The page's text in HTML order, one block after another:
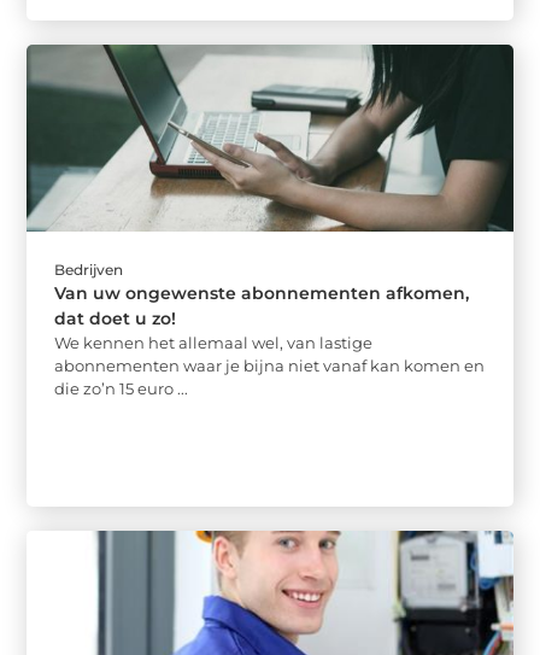
Bedrijven
Van uw ongewenste abonnementen afkomen,
dat doet u zo!
We kennen het allemaal wel, van lastige
abonnementen waar je bijna niet vanaf kan komen en
die zo’n 15 euro ...